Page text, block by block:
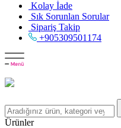
Kolay İade
Sık Sorunlan Sorular
Sipariş Takip
+905309501174
Ürünler